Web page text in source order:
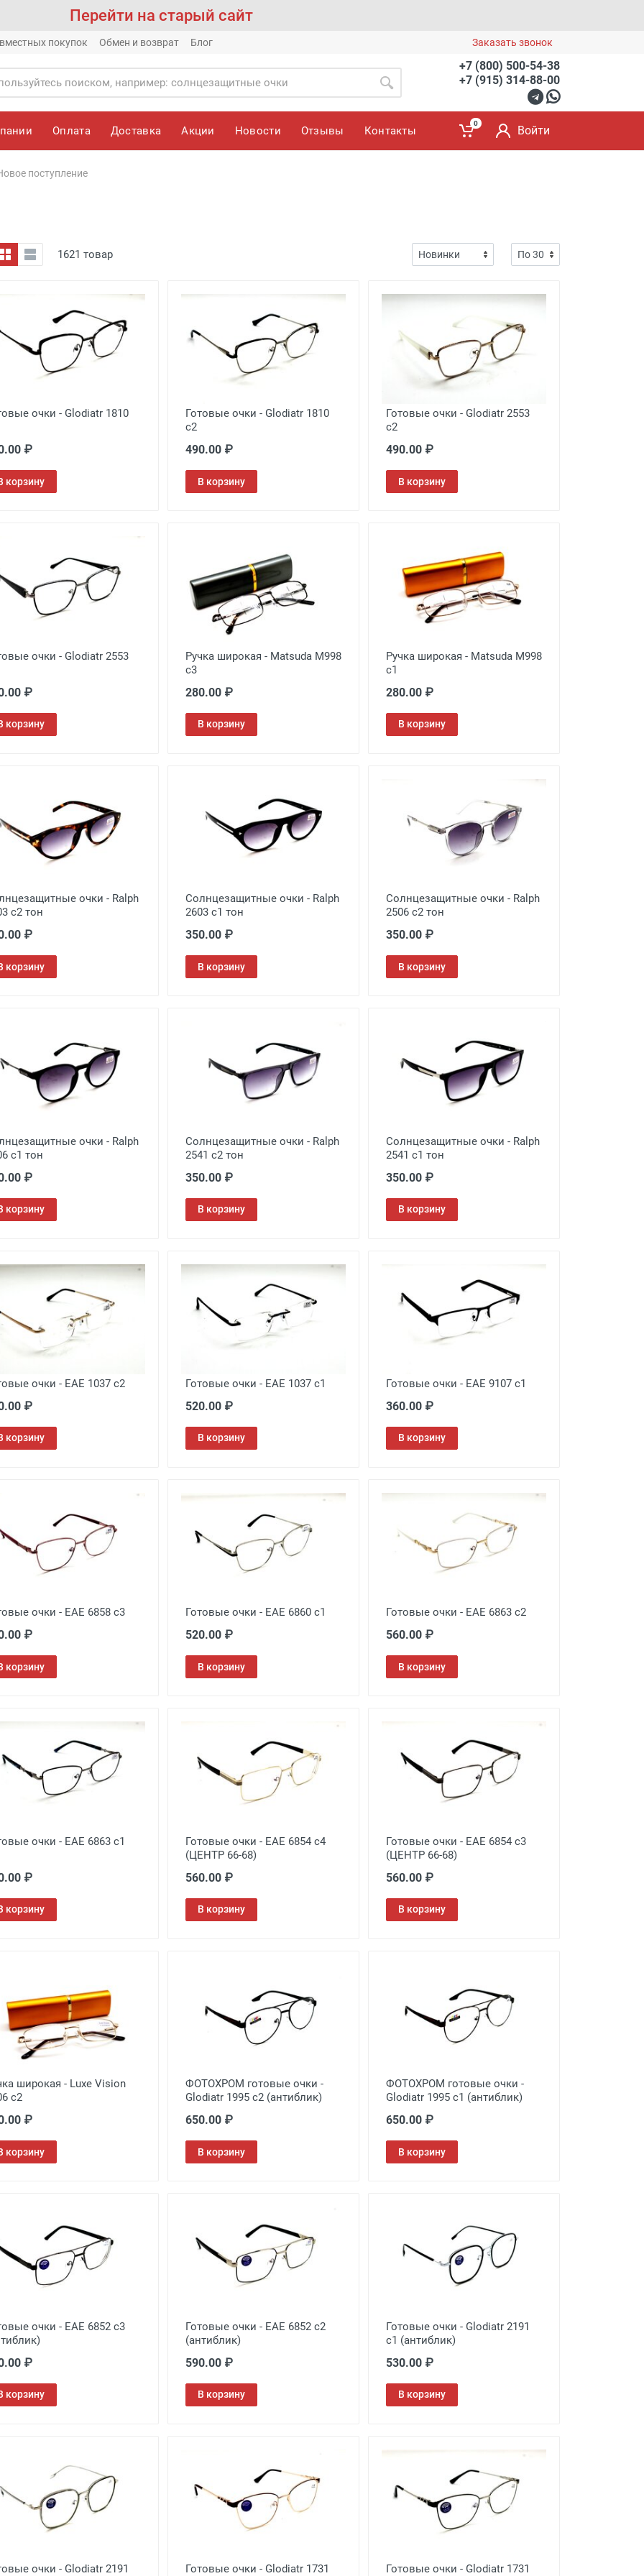
Перейти на старый сайт
покупок Обмен и возврат Блог Заказать звонок
+7 (800) 500-54-38
+7 (915) 314-88-00
Оплата Доставка Акции Новости Отзывы Контакты
0
Войти
поступление
1621 товар
очки - Glodiatr 1810
₽
корзину
Готовые очки - Glodiatr 1810
c2
490.00 ₽
В корзину
Готовые очки - Glodiatr 2553
c2
490.00 ₽
В корзину
очки - Glodiatr 2553
₽
корзину
Ручка широкая - Matsuda M998
c3
280.00 ₽
В корзину
Ручка широкая - Matsuda M998
c1
280.00 ₽
В корзину
очки - Ralph
c2 тон
₽
корзину
Солнцезащитные очки - Ralph
2603 c1 тон
350.00 ₽
В корзину
Солнцезащитные очки - Ralph
2506 c2 тон
350.00 ₽
В корзину
очки - Ralph
c1 тон
₽
корзину
Солнцезащитные очки - Ralph
2541 c2 тон
350.00 ₽
В корзину
Солнцезащитные очки - Ralph
2541 c1 тон
350.00 ₽
В корзину
очки - EAE 1037 с2
₽
корзину
Готовые очки - EAE 1037 с1
520.00 ₽
В корзину
Готовые очки - EAE 9107 с1
360.00 ₽
В корзину
очки - EAE 6858 с3
₽
корзину
Готовые очки - EAE 6860 с1
520.00 ₽
В корзину
Готовые очки - EAE 6863 c2
560.00 ₽
В корзину
очки - EAE 6863 c1
₽
корзину
Готовые очки - EAE 6854 c4
(ЦЕНТР 66-68)
560.00 ₽
В корзину
Готовые очки - EAE 6854 c3
(ЦЕНТР 66-68)
560.00 ₽
В корзину
широкая - Luxe Vision
c2
₽
корзину
ФОТОХРОМ готовые очки -
Glodiatr 1995 c2 (антиблик)
650.00 ₽
В корзину
ФОТОХРОМ готовые очки -
Glodiatr 1995 c1 (антиблик)
650.00 ₽
В корзину
очки - EAE 6852 c3
₽
корзину
Готовые очки - EAE 6852 c2
(антиблик)
590.00 ₽
В корзину
Готовые очки - Glodiatr 2191
c1 (антиблик)
530.00 ₽
В корзину
очки - Glodiatr 2191
Готовые очки - Glodiatr 1731
Готовые очки - Glodiatr 1731